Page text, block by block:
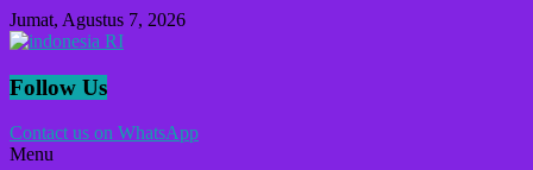
Lompat
ke
Jumat, Agustus 7, 2026
indonesia
Lugas
Follow Us
Contact us on WhatsApp
Menu